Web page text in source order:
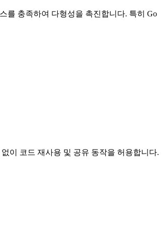
를 충족하여 다형성을 촉진합니다. 특히 Go
이 코드 재사용 및 공유 동작을 허용합니다.